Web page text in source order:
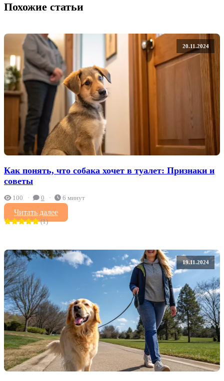
Похожие статьи
20.11.2024
Как понять, что собака хочет в туалет: Признаки и
советы
100 0 6 минут
Читать далее
(1)
19.11.2024